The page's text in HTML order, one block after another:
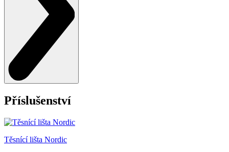
Příslušenství
Těsnící lišta Nordic